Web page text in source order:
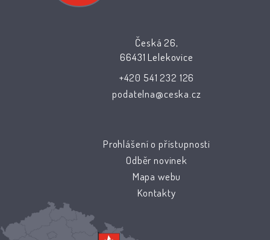
Česká 26,
66431 Lelekovice
+420 541 232 126
podatelna@ceska.cz
Prohlášení o přístupnosti
Odběr novinek
Mapa webu
Kontakty